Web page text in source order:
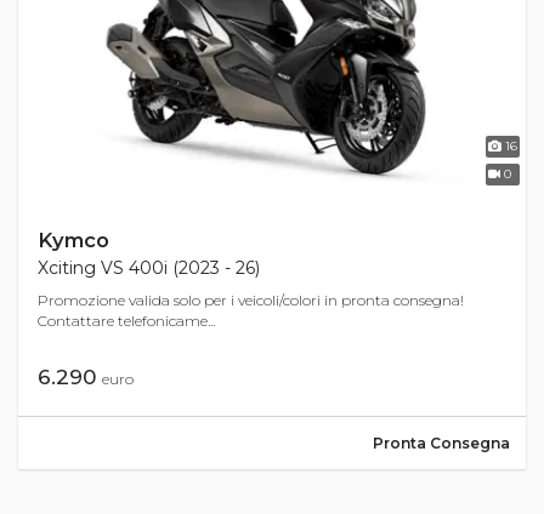
16
0
Kymco
Xciting VS 400i (2023 - 26)
Promozione valida solo per i veicoli/colori in pronta consegna!
Contattare telefonicame...
6.290 euro
Pronta Consegna